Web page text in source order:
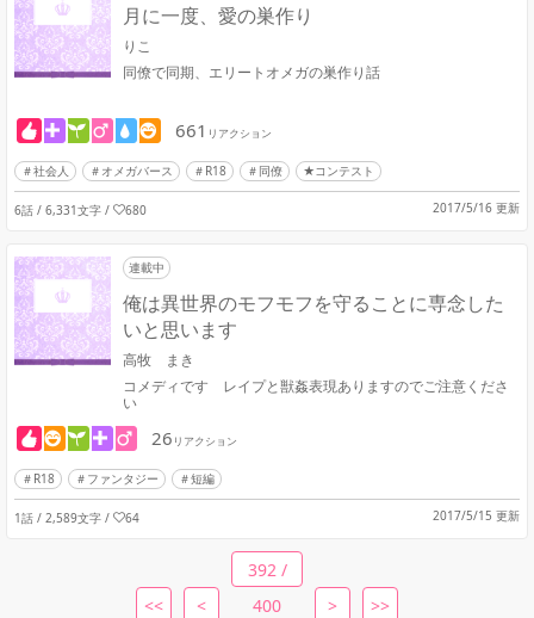
月に一度、愛の巣作り
りこ
同僚で同期、エリートオメガの巣作り話
661 リアクション
社会人 オメガバース R18 同僚 ★コンテスト
6話 / 6,331文字 / 680 2017/5/16 更新
連載中
俺は異世界のモフモフを守ることに専念した
いと思います
高牧 まき
コメディです レイプと獣姦表現ありますのでご注意くださ
い
26 リアクション
R18 ファンタジー 短編
1話 / 2,589文字 / 64 2017/5/15 更新
<< <
392 /
400
> >>